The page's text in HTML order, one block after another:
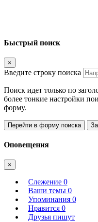
Быстрый поиск
×
Введите строку поиска
Поиск идет только по
более тонкие настройки
форму.
Перейти в форму поиска
Оповещения
×
Слежение 0
Ваши темы 0
Упоминания 0
Нравится 0
Друзья пишут